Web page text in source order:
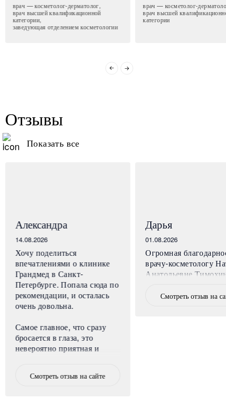
врач — косметолог-дерматолог,
врач высшей квалификационной
категории,
заведующая отделением косметологии
врач — косметолог-
врач высшей
категории
Отзывы
Показать все
Александра
14.08.2026
Хочу поделиться
впечатлениями о клинике
Грандмед в Санкт-
Петербурге. Попала сюда по
рекомендации, и осталась
очень довольна.
Самое главное, что сразу
бросается в глаза, это
невероятно приятная и
города, но внутри нет
Смотреть отзыв на сайте
Дарья
01.08.2026
Огромная
врачу-косметологу
Анатольевне
Смотреть отзыв на